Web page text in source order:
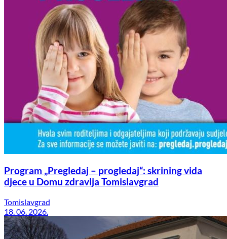
Program „Pregledaj – progledaj“: skrining vida
djece u Domu zdravlja Tomislavgrad
Tomislavgrad
18. 06. 2026.